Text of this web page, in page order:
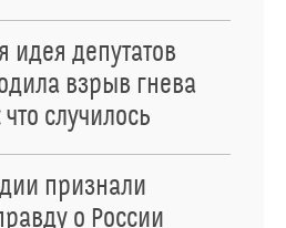
идея депутатов
взрыв гнева
случилось
признали
о России